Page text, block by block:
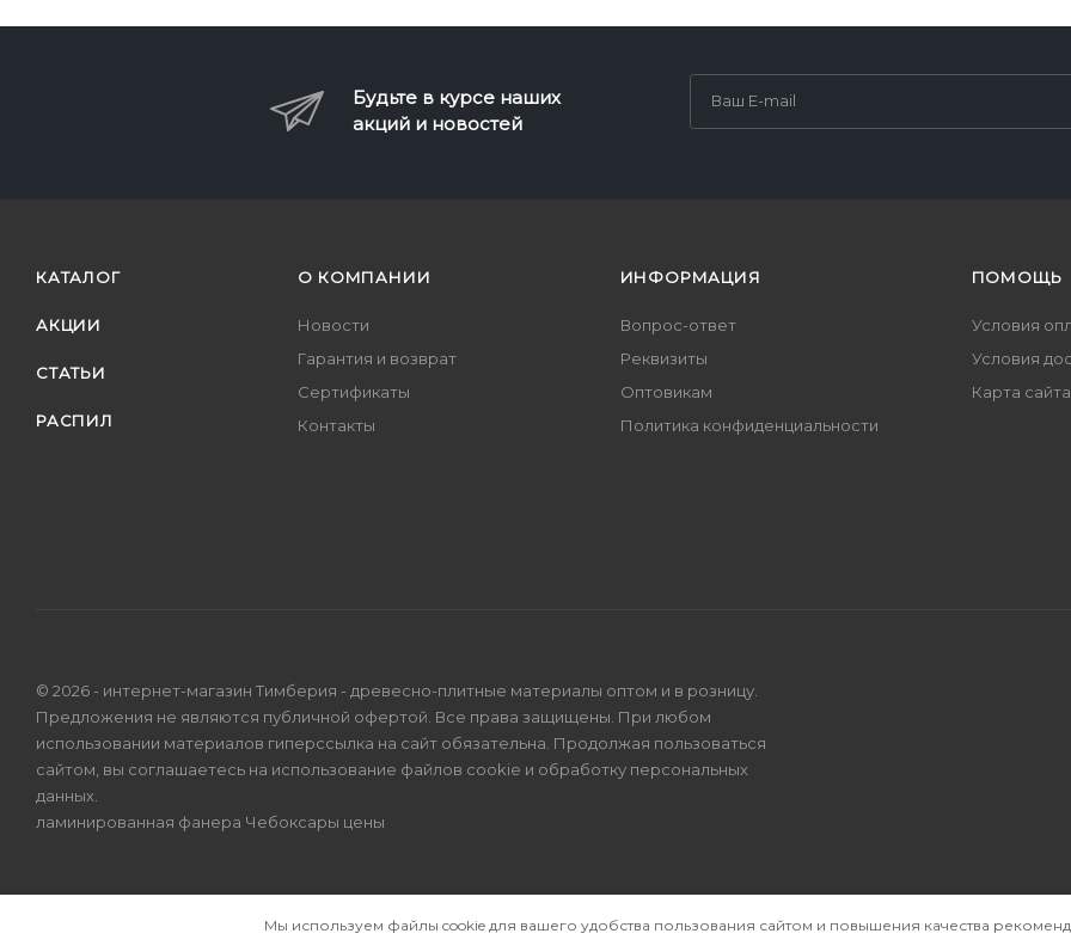
Будьте в курсе наших
акций и новостей
КАТАЛОГ
АКЦИИ
СТАТЬИ
РАСПИЛ
О КОМПАНИИ
Новости
Гарантия и возврат
Сертификаты
Контакты
ИНФОРМАЦИЯ
Вопрос-ответ
Реквизиты
Оптовикам
Политика конфиденциальности
ПОМОЩЬ
Условия
Условия
Карта сайта
© 2026 - интернет-магазин Тимберия - древесно-плитные материалы оптом и в розницу.
Предложения не являются публичной офертой. Все права защищены. При любом
использовании материалов гиперссылка на сайт обязательна. Продолжая пользоваться
сайтом, вы соглашаетесь на использование файлов cookie и обработку персональных
данных.
ламинированная фанера Чебоксары цены
Мы используем файлы cookie для вашего удобства пользования сайтом и повышения качества